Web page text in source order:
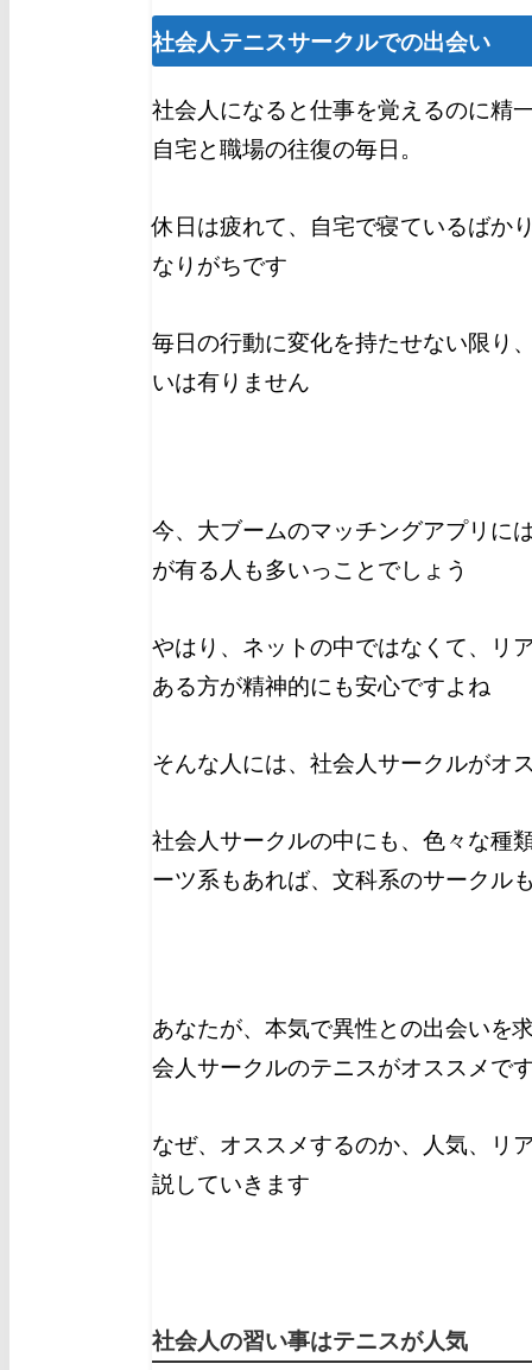
社会人テニスサークルでの出会い
社会人になると仕事を覚えるのに精
自宅と職場の往復の毎日。
休日は疲れて、自宅で寝ているばか
なりがちです
毎日の行動に変化を持たせない限り
いは有りません
今、大ブームのマッチングアプリに
が有る人も多いっことでしょう
やはり、ネットの中ではなくて、リ
ある方が精神的にも安心ですよね
そんな人には、社会人サークルがオ
社会人サークルの中にも、色々な種
ーツ系もあれば、文科系のサークル
あなたが、本気で異性との出会いを
会人サークルのテニスがオススメで
なぜ、オススメするのか、人気、リ
説していきます
社会人の習い事はテニスが人気